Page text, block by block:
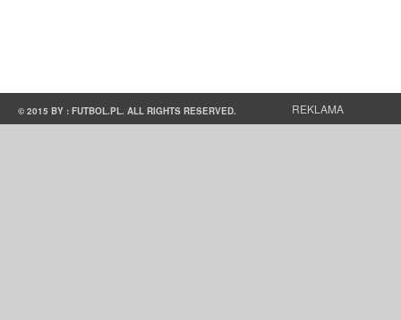
© 2015 BY : FUTBOL.PL. ALL RIGHTS RESERVED. REKLAMA